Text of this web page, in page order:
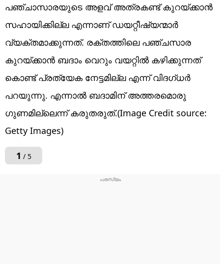
പഞ്ചാസാരയുടെ അളവ് അത്രകണ്ട് കുറയ്ക്കാൻ
സഹായിക്കില്ല എന്നാണ് ഡയറ്റീഷ്യന്മാർ
വ്യക്തമാക്കുന്നത്. രക്തത്തിലെ പഞ്ചസാര
കുറയ്ക്കാൻ ബദാം വെറും വയറ്റിൽ കഴിക്കുന്നത്
കൊണ്ട് പ്രത്യേക നേട്ടമില്ല എന്ന് വിദഗ്ധർ
പറയുന്നു. എന്നാൽ ബദാമിന് അത്തരമൊരു
ഗുണമില്ലെന്ന് കരുതരുത്.(Image Credit source:
Getty Images)
1 / 5